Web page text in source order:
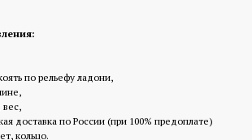
по рельефу ладони,
доставка по России (при 100% предоплате)
кольцо.